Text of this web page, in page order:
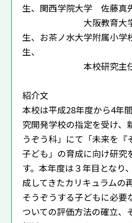
生、関西学院大学 佐藤真
大阪教育大学
生、お茶ノ水大学附属小
生、
本校研究主任 川
紹介文
本校は平成28年度から4年
究開発学校の指定を受け、
うぞう科」にて「未来を『
子ども」の育成に向け研究
す。本年度は３年目となり
成してきたカリキュラムの
そうぞうする子どもに必要
ついての評価方法の確立、